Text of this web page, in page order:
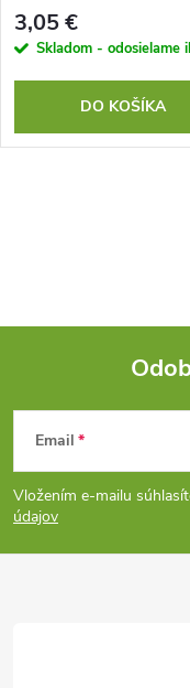
3,05 €
Skladom - odosielame
DO KOŠÍKA
Z
á
p
Email
Vložením e-mailu
údajov